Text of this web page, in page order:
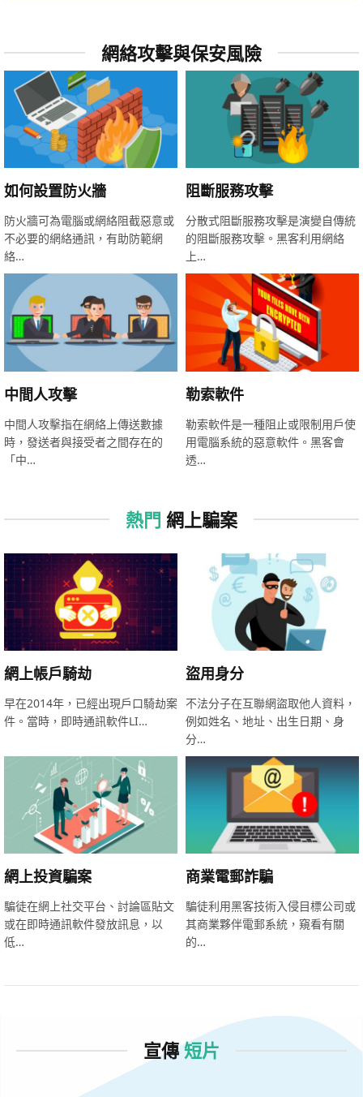
網絡攻擊與保安風險
如何設置防火牆
防火牆可為電腦或網絡阻截惡意或
不必要的網絡通訊，有助防範網
絡…
阻斷服務攻擊
分散式阻斷服務攻擊是演變自傳統
的阻斷服務攻擊。黑客利用網絡
上…
中間人攻擊
中間人攻擊指在網絡上傳送數據
時，發送者與接受者之間存在的
「中…
勒索軟件
勒索軟件是一種阻止或限制用戶使
用電腦系統的惡意軟件。黑客會
透…
熱門 網上騙案
網上帳戶騎劫
早在2014年，已經出現戶口騎劫案
件。當時，即時通訊軟件LI…
盜用身分
不法分子在互聯網盜取他人資料，
例如姓名、地址、出生日期、身
分…
網上投資騙案
騙徒在網上社交平台、討論區貼文
或在即時通訊軟件發放訊息，以
低…
商業電郵詐騙
騙徒利用黑客技術入侵目標公司或
其商業夥伴電郵系統，窺看有關
的…
宣傳短片